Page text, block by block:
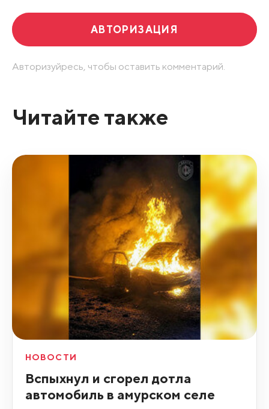
АВТОРИЗАЦИЯ
Авторизуйресь, чтобы оставить комментарий.
Читайте также
НОВОСТИ
Вспыхнул и сгорел дотла
автомобиль в амурском селе